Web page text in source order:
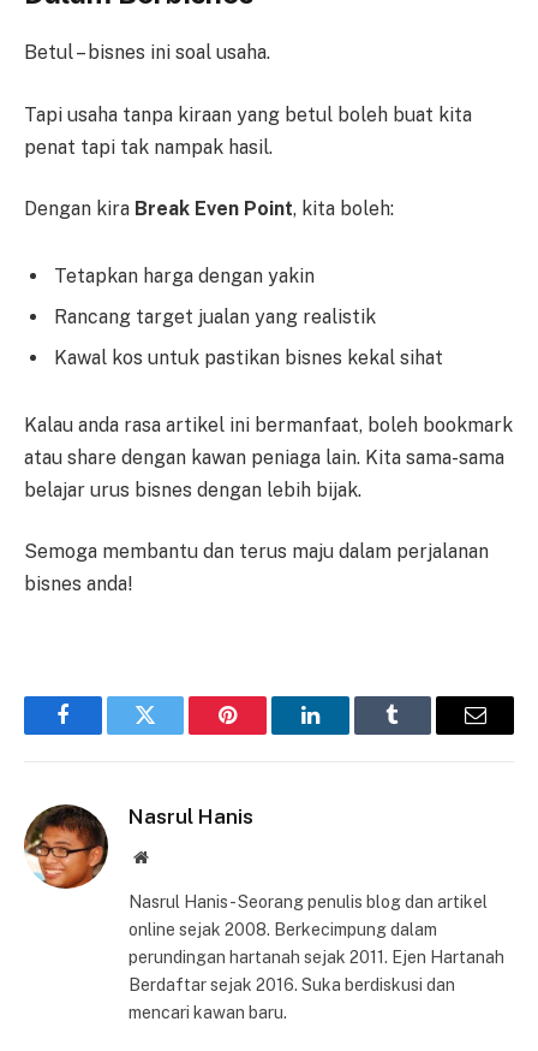
Betul – bisnes ini soal usaha.
Tapi usaha tanpa kiraan yang betul boleh buat kita
penat tapi tak nampak hasil.
Dengan kira Break Even Point, kita boleh:
Tetapkan harga dengan yakin
Rancang target jualan yang realistik
Kawal kos untuk pastikan bisnes kekal sihat
Kalau anda rasa artikel ini bermanfaat, boleh bookmark
atau share dengan kawan peniaga lain. Kita sama-sama
belajar urus bisnes dengan lebih bijak.
Semoga membantu dan terus maju dalam perjalanan
bisnes anda!
FacebookTwitter Pinterest LinkedInTumblr Email
Nasrul Hanis
Website
Nasrul Hanis - Seorang penulis blog dan artikel
online sejak 2008. Berkecimpung dalam
perundingan hartanah sejak 2011. Ejen Hartanah
Berdaftar sejak 2016. Suka berdiskusi dan
mencari kawan baru.